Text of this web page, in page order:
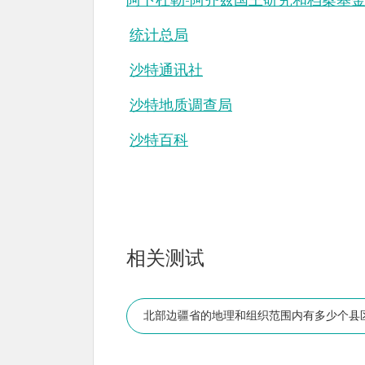
统计总局
沙特通讯社
沙特地质调查局
沙特百科
相关测试
北部边疆省的地理和组织范围内有多少个县